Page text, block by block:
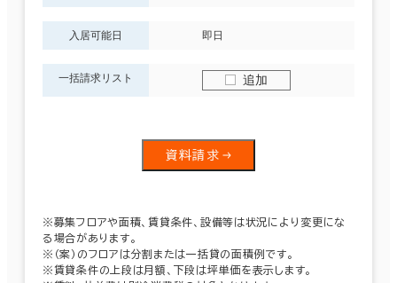
入居可能日 即日
一括請求リスト 追加
資料請求
※募集フロアや面積、賃貸条件、設備等は状況により変更にな
る場合があります。
※（案）のフロアは分割または一括貸の面積例です。
※賃貸条件の上段は月額、下段は坪単価を表示します。